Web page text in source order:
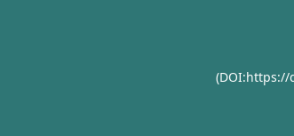
(DOI:https://